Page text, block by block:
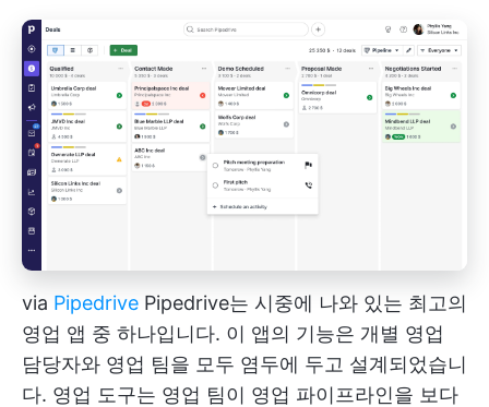
via Pipedrive Pipedrive는 시중에 나와 있는 최고의
영업 앱 중 하나입니다. 이 앱의 기능은 개별 영업
담당자와 영업 팀을 모두 염두에 두고 설계되었습니
다. 영업 도구는 영업 팀이 영업 파이프라인을 보다